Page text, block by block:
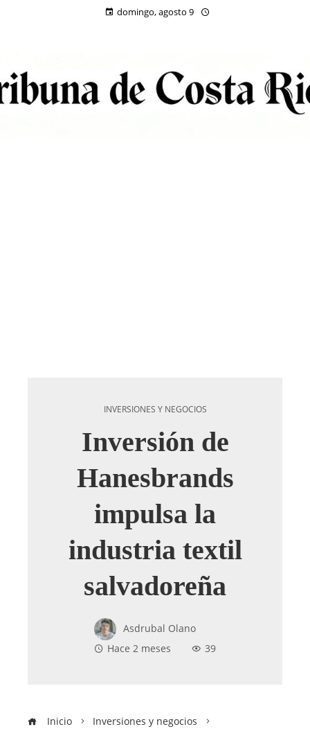
domingo, agosto 9
INVERSIONES Y NEGOCIOS
Inversión de
Hanesbrands
impulsa la
industria textil
salvadoreña
Asdrubal Olano
Hace 2 meses
39
Inicio
Inversiones y negocios